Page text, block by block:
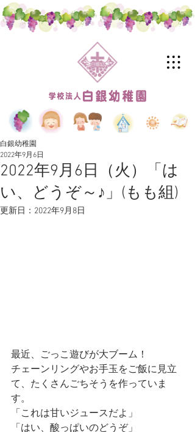
2022年9月6日（火）「は
い、どうぞ～♪」(もも組)
白銀幼稚園
2022年9月6日
更新日： 2022年9月8日
最近、ごっこ遊びが大ブーム！
チェーンリングやお手玉をご飯に見立
て、たくさんごちそうを作っていま
す。
「これは甘いジュースだよ」
「はい、酸っぱいのどうぞ」